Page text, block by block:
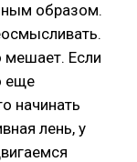
образом.
мешает. Если
еще
начинать
лень, у